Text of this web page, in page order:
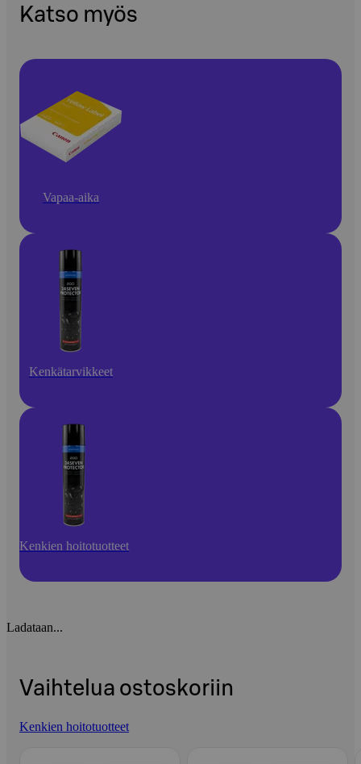
Katso myös
Vapaa-aika
Kenkätarvikkeet
Kenkien hoitotuotteet
Ladataan...
Vaihtelua ostoskoriin
Kenkien hoitotuotteet